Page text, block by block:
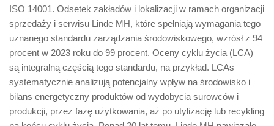
ISO 14001. Odsetek zakładów i lokalizacji w ramach organizacji
sprzedaży i serwisu Linde MH, które spełniają wymagania tego
uznanego standardu zarządzania środowiskowego, wzrósł z 94
procent w 2023 roku do 99 procent. Oceny cyklu życia (LCA)
są integralną częścią tego standardu, na przykład. LCAs
systematycznie analizują potencjalny wpływ na środowisko i
bilans energetyczny produktów od wydobycia surowców i
produkcji, przez fazę użytkowania, aż po utylizację lub recykling